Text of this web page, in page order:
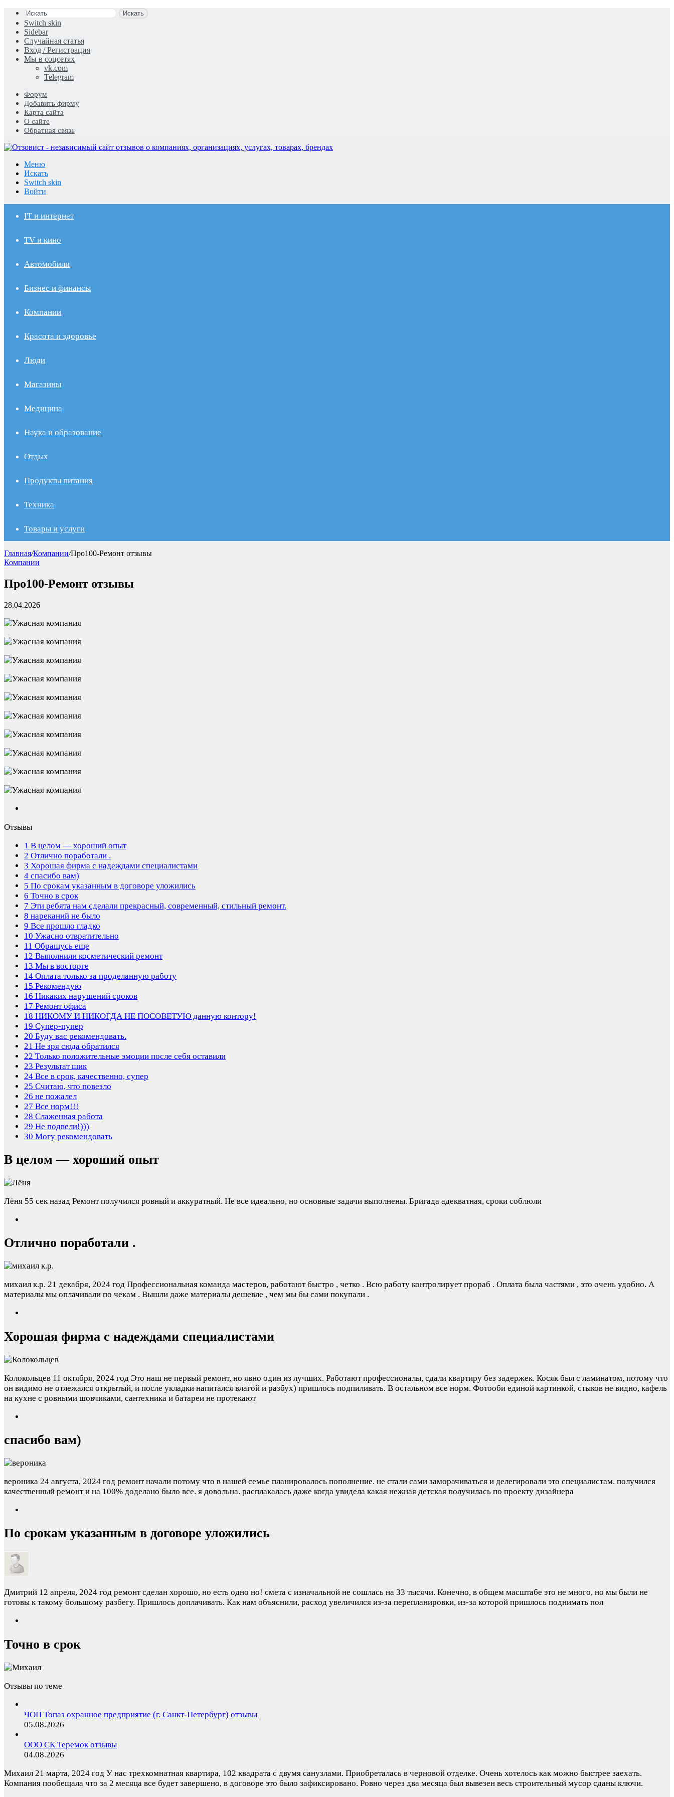
Искать
Switch skin
Sidebar
Случайная статья
Вход / Регистрация
Мы в соцсетях
vk.com
Telegram
Форум
Добавить фирму
Карта сайта
О сайте
Обратная связь
Меню
Искать
Switch skin
Войти
IT и интернет
TV и кино
Автомобили
Бизнес и финансы
Компании
Красота и здоровье
Люди
Магазины
Медицина
Наука и образование
Отдых
Продукты питания
Техника
Товары и услуги
Главная/Компании/Про100-Ремонт отзывы
Компании
Про100-Ремонт отзывы
28.04.2026
Отзывы
1 В целом — хороший опыт
2 Отлично поработали .
3 Хорошая фирма с надеждами специалистами
4 спасибо вам)
5 По срокам указанным в договоре уложились
6 Точно в срок
7 Эти ребята нам сделали прекрасный, современный, стильный ремонт.
8 нареканий не было
9 Все прошло гладко
10 Ужасно отвратительно
11 Обращусь еще
12 Выполнили косметический ремонт
13 Мы в восторге
14 Оплата только за проделанную работу
15 Рекомендую
16 Никаких нарушений сроков
17 Ремонт офиса
18 НИКОМУ И НИКОГДА НЕ ПОСОВЕТУЮ данную контору!
19 Супер-пупер
20 Буду вас рекомендовать.
21 Не зря сюда обратился
22 Только положительные эмоции после себя оставили
23 Результат шик
24 Все в срок, качественно, супер
25 Считаю, что повезло
26 не пожалел
27 Все норм!!!
28 Слаженная работа
29 Не подвели!)))
30 Могу рекомендовать
В целом — хороший опыт
Лёня 55 сек назад Ремонт получился ровный и аккуратный. Не все идеально, но основные задачи выполнены. Бригада адекватная, сроки соблюли
Отлично поработали .
михаил к.р. 21 декабря, 2024 год Профессиональная команда мастеров, работают быстро , четко . Всю работу контролирует прораб . Оплата была частями , это очень удобно. А
материалы мы оплачивали по чекам . Вышли даже материалы дешевле , чем мы бы сами покупали .
Хорошая фирма с надеждами специалистами
Колокольцев 11 октября, 2024 год Это наш не первый ремонт, но явно один из лучших. Работают профессионалы, сдали квартиру без задержек. Косяк был с ламинатом, потому что
он видимо не отлежался открытый, и после укладки напитался влагой и разбух) пришлось подпиливать. В остальном все норм. Фотооби единой картинкой, стыков не видно, кафель
на кухне с ровными шовчиками, сантехника и батареи не протекают
спасибо вам)
вероника 24 августа, 2024 год ремонт начали потому что в нашей семье планировалось пополнение. не стали сами заморачиваться и делегировали это специалистам. получился
качественный ремонт и на 100% доделано было все. я довольна. расплакалась даже когда увидела какая нежная детская получилась по проекту дизайнера
По срокам указанным в договоре уложились
Дмитрий 12 апреля, 2024 год ремонт сделан хорошо, но есть одно но! смета с изначальной не сошлась на 33 тысячи. Конечно, в общем масштабе это не много, но мы были не
готовы к такому большому разбегу. Пришлось доплачивать. Как нам объяснили, расход увеличился из-за перепланировки, из-за которой пришлось поднимать пол
Точно в срок
Отзывы по теме
ЧОП Топаз охранное предприятие (г. Санкт-Петербург) отзывы
05.08.2026
ООО СК Теремок отзывы
04.08.2026
Михаил 21 марта, 2024 год У нас трехкомнатная квартира, 102 квадрата с двумя санузлами. Приобреталась в черновой отделке. Очень хотелось как можно быстрее заехать.
Компания пообещала что за 2 месяца все будет завершено, в договоре это было зафиксировано. Ровно через два месяца был вывезен весь строительный мусор сданы ключи.